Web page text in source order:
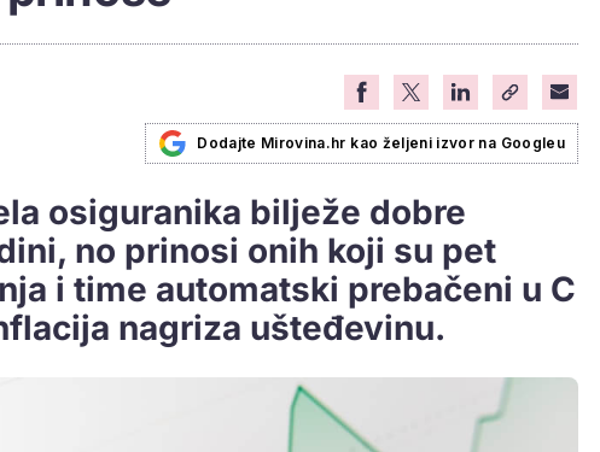
Dodajte Mirovina.hr kao željeni izvor na Googleu
osiguranika bilježe dobre
no prinosi onih koji su pet
i time automatski prebačeni u C
nagriza ušteđevinu.